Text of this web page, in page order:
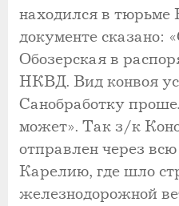
находился в тюрьме
документе сказано:
Обозерская в
НКВД. Вид конвоя
Санобработку
может». Так з/к
отправлен через
Карелию, где шло
железнодорожной